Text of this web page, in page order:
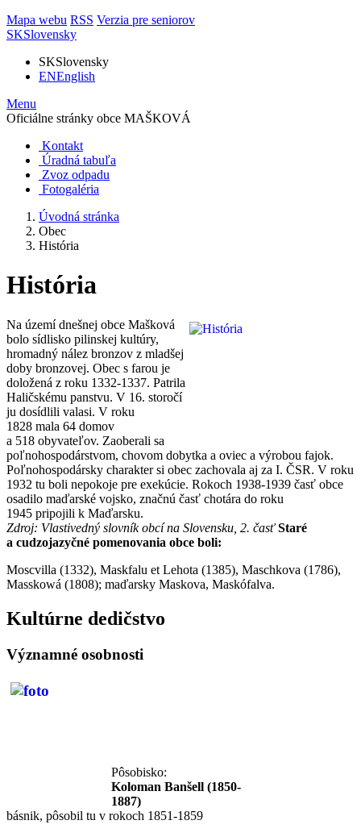
Mapa webu RSS Verzia pre seniorov
SKSlovensky
SKSlovensky
ENEnglish
Menu
Oficiálne stránky obce MAŠKOVÁ
Kontakt
Úradná tabuľa
Zvoz odpadu
Fotogaléria
Úvodná stránka
Obec
História
História
Na území dnešnej obce Mašková
bolo sídlisko pilinskej kultúry,
hromadný nález bronzov z mladšej
doby bronzovej. Obec s farou je
doložená z roku 1332-1337. Patrila
Haličskému panstvu. V 16. storočí
ju dosídlili valasi. V roku
1828 mala 64 domov
a 518 obyvateľov. Zaoberali sa
poľnohospodárstvom, chovom dobytka a oviec a výrobou fajok.
Poľnohospodársky charakter si obec zachovala aj za I. ČSR. V roku
1932 tu boli nepokoje pre exekúcie. Rokoch 1938-1939 časť obce
osadilo maďarské vojsko, značnú časť chotára do roku
1945 pripojili k Maďarsku.
Zdroj: Vlastivedný slovník obcí na Slovensku, 2. časťStaré
a cudzojazyčné pomenovania obce boli:
Moscvilla (1332), Maskfalu et Lehota (1385), Maschkova (1786),
Masskowá (1808); maďarsky Maskova, Maskófalva.
Kultúrne dedičstvo
Významné osobnosti
Pôsobisko:
Koloman Banšell (1850-
1887)
básnik, pôsobil tu v rokoch 1851-1859